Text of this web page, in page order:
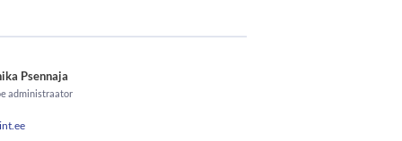
Psennaja
administraator